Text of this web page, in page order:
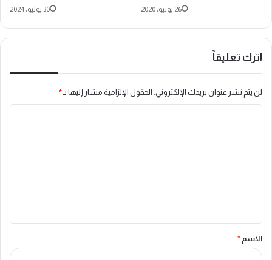
30 يوليو، 2024 26 يونيو، 2020
اترك تعليقاً
لن يتم نشر عنوان بريدك الإلكتروني. الحقول الإلزامية مشار إليها بـ*
ق
*
الاسم *